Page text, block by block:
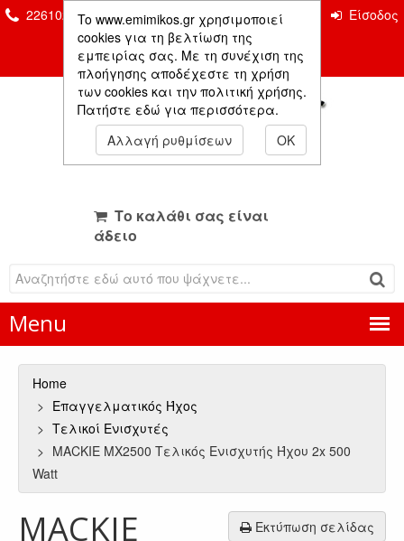
To www.emimikos.gr χρησιμοποιεί
cookies για τη βελτίωση της
εμπειρίας σας. Με τη συνέχιση της
πλοήγησης αποδέχεστε τη χρήση
των cookies και την πολιτική χρήσης.
Πατήστε εδώ για περισσότερα.
Αλλαγή ρυθμίσεων
OK
2261026435 & 2261081666 Επικοινωνία
Είσοδος
Μέλους
Το καλάθι σας είναι
άδειο
Menu
Home
Επαγγελματικός Ήχος
Τελικοί Ενισχυτές
MACKIE MX2500 Τελικός Ενισχυτής Ήχου 2x 500
Watt
Εκτύπωση σελίδας
MACKIE